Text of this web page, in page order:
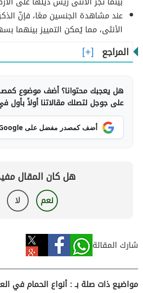
عند مشاهدة الجنسين معًا، فإنّ
الأنثى، مما يُمكن التمييز بينهما
المراجع
هل يعجبك محتوانا؟ أضف موضوع
على جوجل لتصلك مقالاتنا أولاً بأول
أضف كمصدر مفضل على Google
هل كان المقال
نعم لا
شارك المقالة
مواضيع ذات صلة بـ : أنواع الحمام في